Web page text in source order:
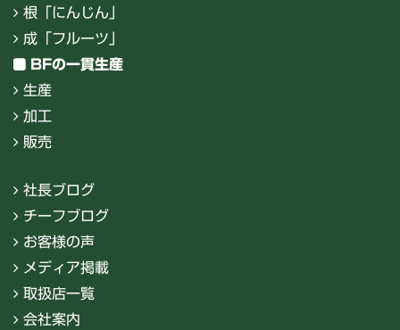
根「にんじん」
成「フルーツ」
BFの一貫生産
生産
加工
販売
社長ブログ
チーフブログ
お客様の声
メディア掲載
取扱店一覧
会社案内